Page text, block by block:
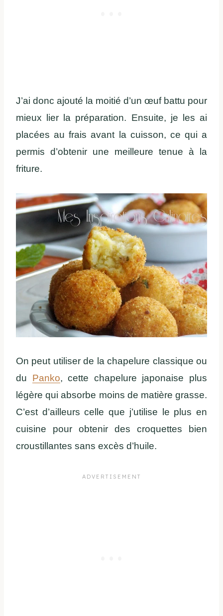
J’ai donc ajouté la moitié d’un œuf battu pour
mieux lier la préparation. Ensuite, je les ai
placées au frais avant la cuisson, ce qui a
permis d’obtenir une meilleure tenue à la
friture.
On peut utiliser de la chapelure classique ou
du Panko, cette chapelure japonaise plus
légère qui absorbe moins de matière grasse.
C’est d’ailleurs celle que j’utilise le plus en
cuisine pour obtenir des croquettes bien
croustillantes sans excès d’huile.